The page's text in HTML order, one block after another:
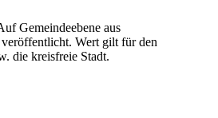
Gemeindeebene aus
Wert gilt für den
die kreisfreie Stadt.